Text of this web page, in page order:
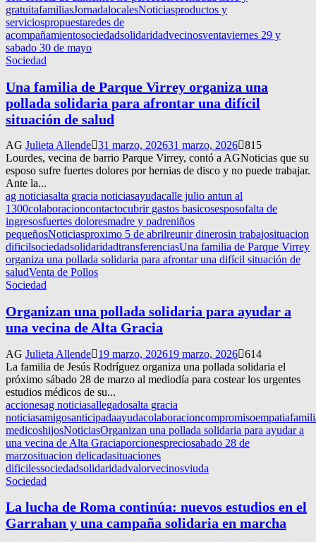
gratuitafamiliasJornadalocalesNoticiasproductos y
serviciospropuestaredes de
acompañamientosociedadsolidaridadvecinosventaviernes 29 y
sabado 30 de mayo
Sociedad
Una familia de Parque Virrey organiza una
pollada solidaria para afrontar una difícil
situación de salud
AG Julieta Allende 31 marzo, 202631 marzo, 2026 815
Lourdes, vecina de barrio Parque Virrey, contó a AGNoticias que su
esposo sufre fuertes dolores por hernias de disco y no puede trabajar.
Ante la...
ag noticiasalta gracia noticiasayudacalle julio antun al
1300colaboracioncontactocubrir gastos basicosesposofalta de
ingresosfuertes doloresmadre y padreniños
pequeñosNoticiasproximo 5 de abrilreunir dinerosin trabajosituacion
dificilsociedadsolidaridadtransferenciasUna familia de Parque Virrey
organiza una pollada solidaria para afrontar una difícil situación de
saludVenta de Pollos
Sociedad
Organizan una pollada solidaria para ayudar a
una vecina de Alta Gracia
AG Julieta Allende 19 marzo, 202619 marzo, 2026 614
La familia de Jesús Rodríguez organiza una pollada solidaria el
próximo sábado 28 de marzo al mediodía para costear los urgentes
estudios médicos de su...
accionesag noticiasallegadosalta gracia
noticiasamigosanticipadaayudacolaboracioncompromisoempatia
medicoshijosNoticiasOrganizan una pollada solidaria para ayudar a
una vecina de Alta Graciaporcionespreciosabado 28 de
marzosituacion delicadasituaciones
dificilessociedadsolidaridadvalorvecinosviuda
Sociedad
La lucha de Roma continúa: nuevos estudios en el
Garrahan y una campaña solidaria en marcha